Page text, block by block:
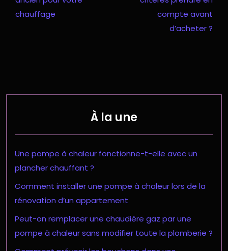
chauffage
compte avant
d’acheter ?
À la une
Une pompe à chaleur fonctionne-t-elle avec un
plancher chauffant ?
Comment installer une pompe à chaleur lors de la
rénovation d’un appartement
Peut-on remplacer une chaudière gaz par une
pompe à chaleur sans modifier toute la plomberie ?